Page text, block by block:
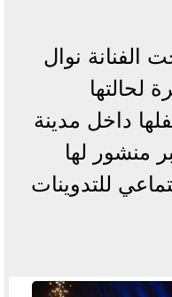
نوال
لحالتها
داخل مدينة
منشور لها
للتدوينات